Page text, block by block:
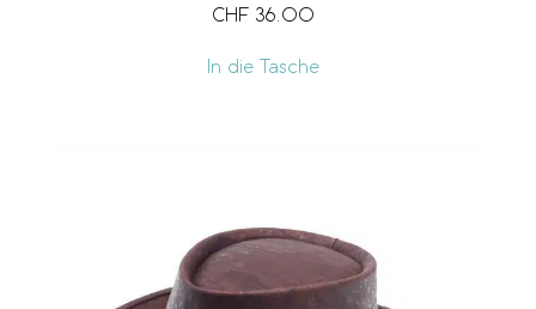
CHF 36.00
In die Tasche